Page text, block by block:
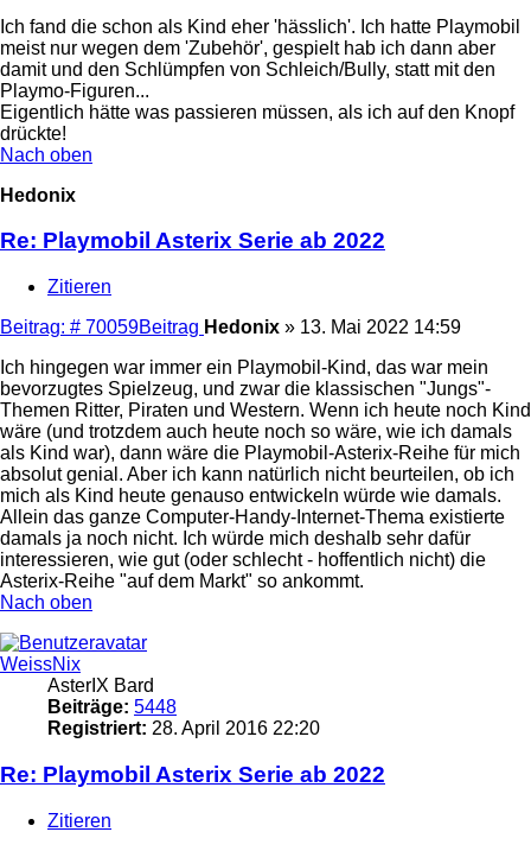
Ich fand die schon als Kind eher 'hässlich'. Ich hatte Playmobil
meist nur wegen dem 'Zubehör', gespielt hab ich dann aber
damit und den Schlümpfen von Schleich/Bully, statt mit den
Playmo-Figuren...
Eigentlich hätte was passieren müssen, als ich auf den Knopf
drückte!
Nach oben
Hedonix
Re: Playmobil Asterix Serie ab 2022
Zitieren
Beitrag: # 70059Beitrag Hedonix » 13. Mai 2022 14:59
Ich hingegen war immer ein Playmobil-Kind, das war mein
bevorzugtes Spielzeug, und zwar die klassischen "Jungs"-
Themen Ritter, Piraten und Western. Wenn ich heute noch Kind
wäre (und trotzdem auch heute noch so wäre, wie ich damals
als Kind war), dann wäre die Playmobil-Asterix-Reihe für mich
absolut genial. Aber ich kann natürlich nicht beurteilen, ob ich
mich als Kind heute genauso entwickeln würde wie damals.
Allein das ganze Computer-Handy-Internet-Thema existierte
damals ja noch nicht. Ich würde mich deshalb sehr dafür
interessieren, wie gut (oder schlecht - hoffentlich nicht) die
Asterix-Reihe "auf dem Markt" so ankommt.
Nach oben
WeissNix
AsterIX Bard
Beiträge: 5448
Registriert: 28. April 2016 22:20
Re: Playmobil Asterix Serie ab 2022
Zitieren